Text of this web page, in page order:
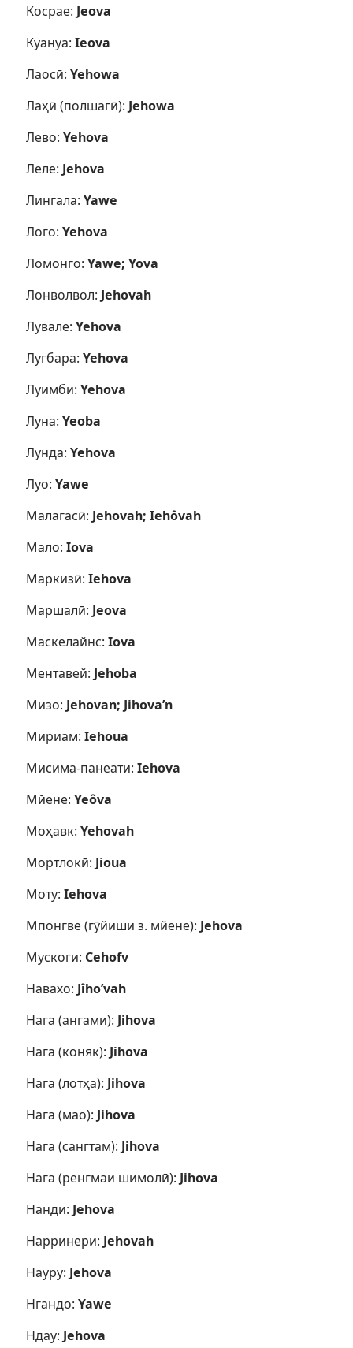
Косрае: Jeova
Куануа: Ieova
Лаосӣ: Yehowa
Лаҳӣ (полшагӣ): Jehowa
Лево: Yehova
Леле: Jehova
Лингала: Yawe
Лого: Yehova
Ломонго: Yawe; Yova
Лонволвол: Jehovah
Лувале: Yehova
Лугбара: Yehova
Луимби: Yehova
Луна: Yeoba
Лунда: Yehova
Луо: Yawe
Малагасӣ: Jehovah; Iehôvah
Мало: Iova
Маркизӣ: Iehova
Маршалӣ: Jeova
Маскелайнс: Iova
Ментавей: Jehoba
Мизо: Jehovan; Jihova’n
Мириам: Iehoua
Мисима-панеати: Iehova
Мйене: Yeôva
Моҳавк: Yehovah
Мортлокӣ: Jioua
Моту: Iehova
Мпонгве (гӯйиши з. мйене): Jehova
Мускоги: Cehofv
Навахо: Jîho’vah
Нага (ангами): Jihova
Нага (коняк): Jihova
Нага (лотҳа): Jihova
Нага (мао): Jihova
Нага (сангтам): Jihova
Нага (ренгмаи шимолӣ): Jihova
Нанди: Jehova
Нарринери: Jehovah
Науру: Jehova
Нгандо: Yawe
Ндау: Jehova